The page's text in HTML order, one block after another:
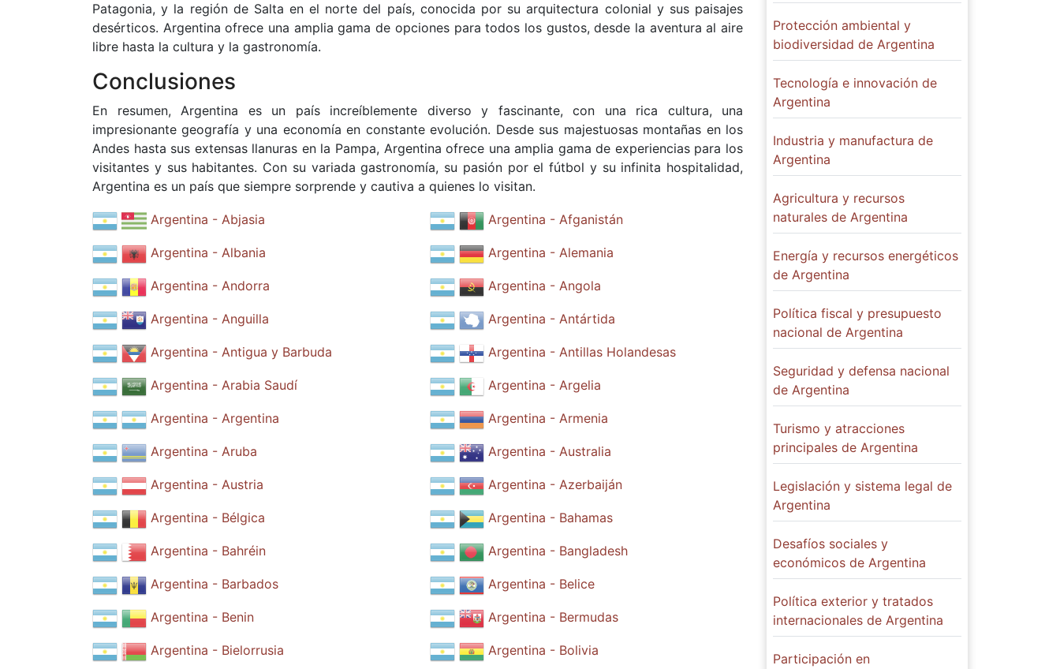
Patagonia, y la región de Salta en el norte del país, conocida por su arquitectura colonial y sus paisajes
desérticos. Argentina ofrece una amplia gama de opciones para todos los gustos, desde la aventura al aire
libre hasta la cultura y la gastronomía.
Conclusiones
En resumen, Argentina es un país increíblemente diverso y fascinante, con una rica cultura, una
impresionante geografía y una economía en constante evolución. Desde sus majestuosas montañas en los
Andes hasta sus extensas llanuras en la Pampa, Argentina ofrece una amplia gama de experiencias para los
visitantes y sus habitantes. Con su variada gastronomía, su pasión por el fútbol y su infinita hospitalidad,
Argentina es un país que siempre sorprende y cautiva a quienes lo visitan.
Argentina - Abjasia Argentina - Afganistán
Argentina - Albania Argentina - Alemania
Argentina - Andorra Argentina - Angola
Argentina - Anguilla Argentina - Antártida
Argentina - Antigua y Barbuda Argentina - Antillas Holandesas
Argentina - Arabia Saudí Argentina - Argelia
Argentina - Argentina Argentina - Armenia
Argentina - Aruba Argentina - Australia
Argentina - Austria Argentina - Azerbaiján
Argentina - Bélgica Argentina - Bahamas
Argentina - Bahréin Argentina - Bangladesh
Argentina - Barbados Argentina - Belice
Argentina - Benin Argentina - Bermudas
Argentina - Bielorrusia Argentina - Bolivia
Protección ambiental y
biodiversidad de Argentina
Tecnología e innovación de
Argentina
Industria y manufactura de
Argentina
Agricultura y recursos
naturales de Argentina
Energía y recursos energéticos
de Argentina
Política fiscal y presupuesto
nacional de Argentina
Seguridad y defensa nacional
de Argentina
Turismo y atracciones
principales de Argentina
Legislación y sistema legal de
Argentina
Desafíos sociales y
económicos de Argentina
Política exterior y tratados
internacionales de Argentina
Participación en